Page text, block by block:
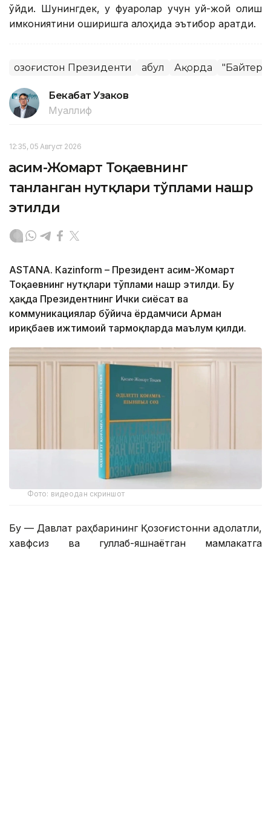
қўйди. Шунингдек, у фуқаролар учун уй-жой олиш
имкониятини оширишга алоҳида эътибор қаратди.
Қозоғистон Президенти Қабул Ақорда
Бекабат Узаков
Муаллиф
12:35, 05 Август 2026
Қасим-Жомарт Тоқаевнинг
танланган нутқлари тўплами нашр
этилди
ASTANА. Кazinform – Президент Қасим-Жомарт
Тоқаевнинг нутқлари тўплами нашр этилди. Бу
ҳақда Президентнинг Ички сиёсат ва
коммуникациялар бўйича ёрдамчиси Арман
Қириқбаев ижтимоий тармоқларда маълум қилди.
Фото: видеодан скриншот
Бу — Давлат раҳбарининг Қозоғистонни адолатли,
хавфсиз ва гуллаб-яшнаётган мамлакатга